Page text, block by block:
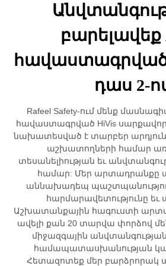
բարելավեք
հավաստագրված
դաս 2-
Rafeel Safety-ում մենք
հավաստագրված HiVis
նախատեսված է տարբեր
աշխատողների համար
տեսանելիության եւ
համար: Մեր արտադրանքը
աննախադեպ
հարմարավետությունը եւ
Աշխատանքային հագուստի
ավելի քան 20 տարվա փորձով
միջազգային
համապատասխանության
Հետազոտեք մեր բարձրորակ